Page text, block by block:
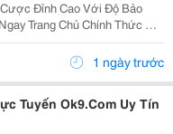
Đỉnh Cao Với Độ Bảo
Trang Chủ Chính Thức Để
Dạng, Tỷ Lệ Đổi Thưởng
Ưu Đãi Hấp Dẫn Mỗi Ngày.
1 ngày trước
Tuyến Ok9.Com Uy Tín